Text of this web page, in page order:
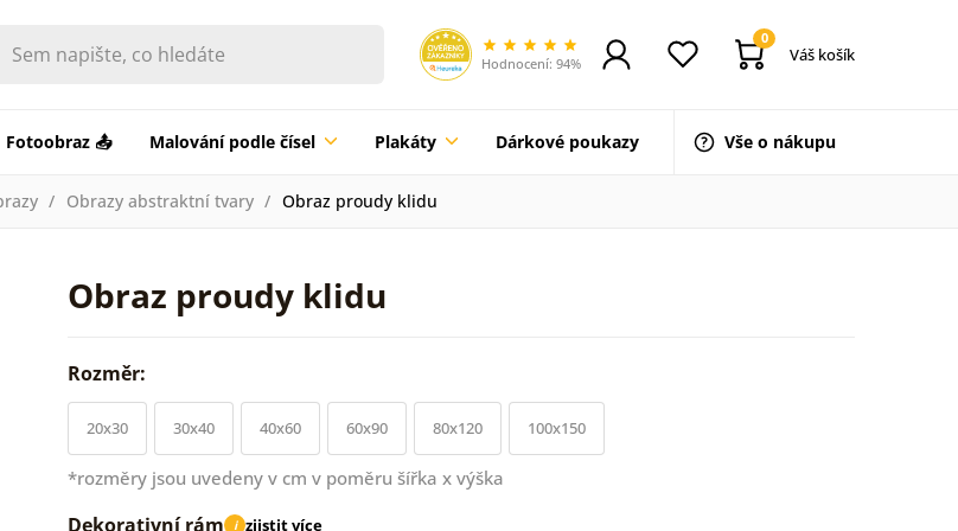
Hodnocení: 94%
0
Váš košík
Fotoobraz 📤 Malování podle čísel Plakáty Dárkové poukazy Vše o nákupu
Obrazy abstraktní tvary Obraz proudy klidu
Obraz proudy klidu
Rozměr:
20x30 30x40 40x60 60x90 80x120 100x150
*rozměry jsou uvedeny v cm v poměru šířka x výška
Dekorativní rám i zjistit více